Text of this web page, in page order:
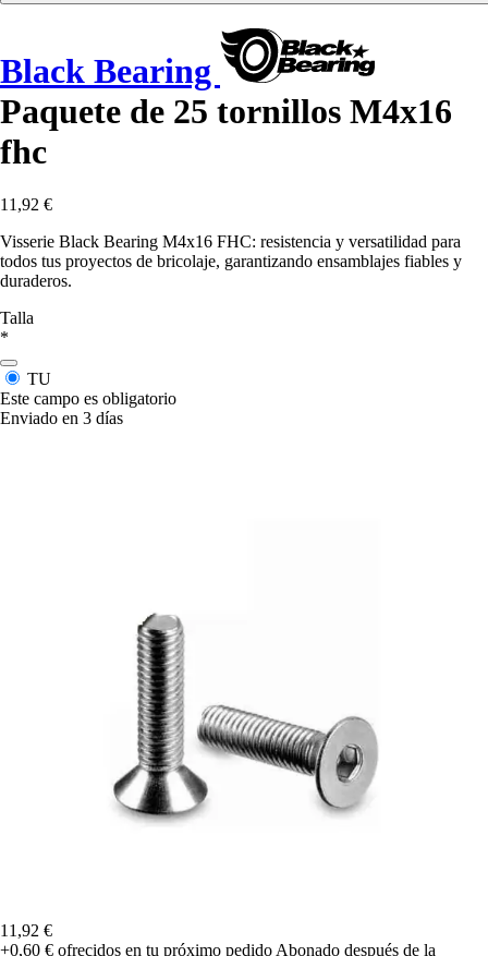
Black Bearing
Paquete de 25 tornillos M4x16
fhc
11,92 €
Visserie Black Bearing M4x16 FHC: resistencia y versatilidad para
todos tus proyectos de bricolaje, garantizando ensamblajes fiables y
duraderos.
Talla
*
TU
Este campo es obligatorio
Enviado en 3 días
11,92 €
+0,60 € ofrecidos en tu próximo pedido Abonado después de la